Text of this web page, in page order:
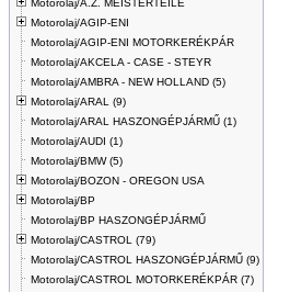
Motorolaj/A.Z. MEISTERTEILE
Motorolaj/AGIP-ENI
Motorolaj/AGIP-ENI MOTORKERÉKPÁR
Motorolaj/AKCELA - CASE - STEYR
Motorolaj/AMBRA - NEW HOLLAND (5)
Motorolaj/ARAL (9)
Motorolaj/ARAL HASZONGÉPJÁRMŰ (1)
Motorolaj/AUDI (1)
Motorolaj/BMW (5)
Motorolaj/BOZON - OREGON USA
Motorolaj/BP
Motorolaj/BP HASZONGÉPJÁRMŰ
Motorolaj/CASTROL (79)
Motorolaj/CASTROL HASZONGÉPJÁRMŰ (9)
Motorolaj/CASTROL MOTORKERÉKPÁR (7)